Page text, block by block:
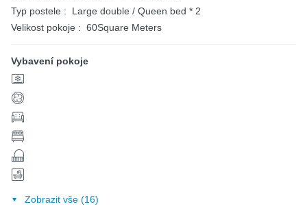
Typ postele :
Large double / Queen bed * 2
Velikost pokoje : 60Square Meters
Vybavení pokoje
Zobrazit vše (16)